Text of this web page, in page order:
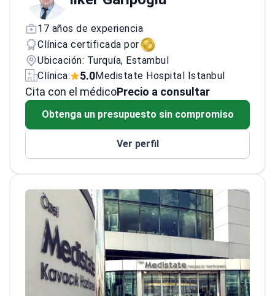
17 años de experiencia
Clínica certificada por
Ubicación: Turquía, Estambul
Clínica:
5.0Medistate Hospital Istanbul
Cita con el médicoPrecio a consultar
Obtenga un presupuesto sin compromiso
Ver perfil